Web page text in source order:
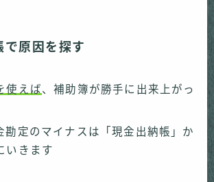
で原因を探す
使えば 、補助簿が勝手に出来上がっ
勘定のマイナスは「現金出納帳」か
いきます